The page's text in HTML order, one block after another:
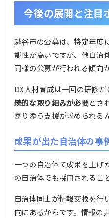
今後の展開と注目
越谷市の公募は、特定年度
能性が高いですが、他自治
同様の公募が行われる傾向
DX人材育成は一回の研修だ
続的な取り組みが必要とさ
寄り添う支援が求められる
成果が出た自治体の事
一つの自治体で成果を上げ
の自治体でも採用されるこ
自治体同士が情報交換を行
向にあるからです。情報の